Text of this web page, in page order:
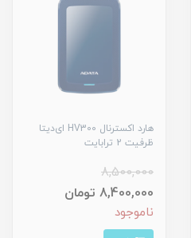
هارد‌ اکسترنال HV300 ای‌دیتا
ظرفیت 2 ترابایت
8,500,000
8,400,000 تومان
ناموجود